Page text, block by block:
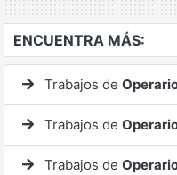
ENCUENTRA MÁS:
Trabajos de
Trabajos de
Trabajos de